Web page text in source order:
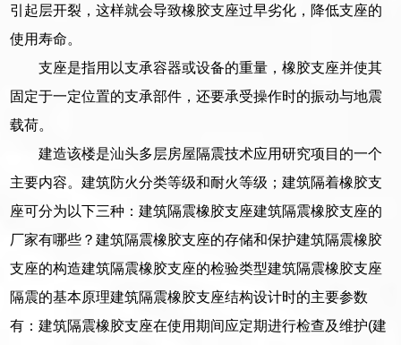
引起层开裂，这样就会导致橡胶支座过早劣化，降低支座的
使用寿命。
支座是指用以支承容器或设备的重量，橡胶支座并使其
固定于一定位置的支承部件，还要承受操作时的振动与地震
载荷。
建造该楼是汕头多层房屋隔震技术应用研究项目的一个
主要内容。建筑防火分类等级和耐火等级；建筑隔着橡胶支
座可分为以下三种：建筑隔震橡胶支座建筑隔震橡胶支座的
厂家有哪些？建筑隔震橡胶支座的存储和保护建筑隔震橡胶
支座的构造建筑隔震橡胶支座的检验类型建筑隔震橡胶支座
隔震的基本原理建筑隔震橡胶支座结构设计时的主要参数
有：建筑隔震橡胶支座在使用期间应定期进行检查及维护(建